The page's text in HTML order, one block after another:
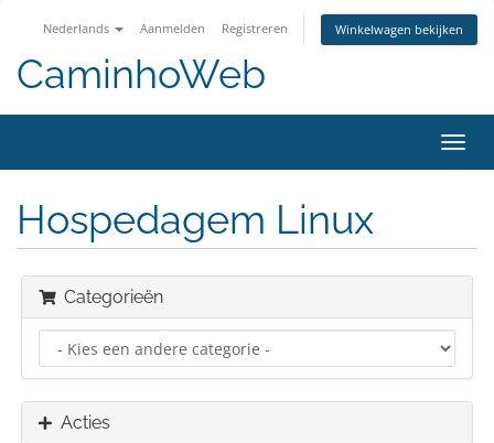
Nederlands Aanmelden Registreren Winkelwagen bekijken
CaminhoWeb
in-/
Hospedagem Linux
Categorieën
Acties